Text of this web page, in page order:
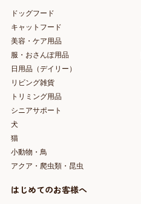
ドッグフード
キャットフード
美容・ケア用品
服・おさんぽ用品
日用品（デイリー）
リビング雑貨
トリミング用品
シニアサポート
犬
猫
小動物・鳥
アクア・爬虫類・昆虫
はじめてのお客様へ